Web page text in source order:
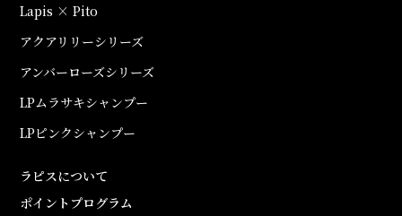
Lapis × Pito
アクアリリーシリーズ
アンバーローズシリーズ
LPムラサキシャンプー
LPピンクシャンプー
ラピスについて
ポイントプログラム